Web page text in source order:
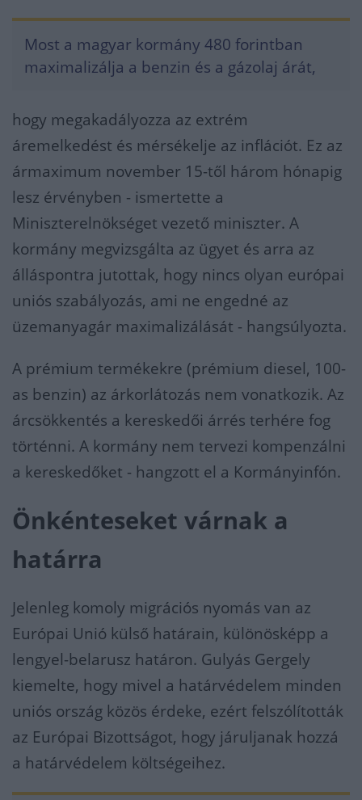
Most a magyar kormány 480 forintban
maximalizálja a benzin és a gázolaj árát,
hogy megakadályozza az extrém
áremelkedést és mérsékelje az inflációt. Ez az
ármaximum november 15-től három hónapig
lesz érvényben - ismertette a
Miniszterelnökséget vezető miniszter. A
kormány megvizsgálta az ügyet és arra az
álláspontra jutottak, hogy nincs olyan európai
uniós szabályozás, ami ne engedné az
üzemanyagár maximalizálását - hangsúlyozta.
A prémium termékekre (prémium diesel, 100-
as benzin) az árkorlátozás nem vonatkozik. Az
árcsökkentés a kereskedői árrés terhére fog
történni. A kormány nem tervezi kompenzálni
a kereskedőket - hangzott el a Kormányinfón.
Önkénteseket várnak a
határra
Jelenleg komoly migrációs nyomás van az
Európai Unió külső határain, különösképp a
lengyel-belarusz határon. Gulyás Gergely
kiemelte, hogy mivel a határvédelem minden
uniós ország közös érdeke, ezért felszólították
az Európai Bizottságot, hogy járuljanak hozzá
a határvédelem költségeihez.